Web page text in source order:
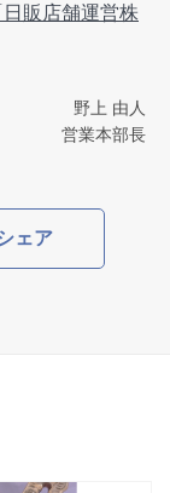
日販店舗運営株
野上 由人
営業本部長
ェア